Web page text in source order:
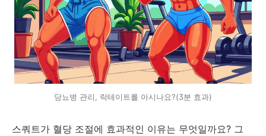
당뇨병 관리, 락테이트를 아시나요?(3분 효과)
스쿼트가 혈당 조절에 효과적인 이유는 무엇일까요? 그